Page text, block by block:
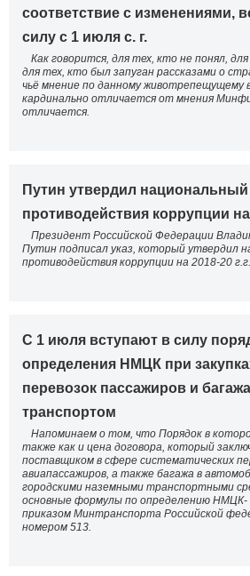
соответствие с изменениями,
силу с 1 июля с. г.
Как говорится, для тех, кто не понял,
для тех, кто был запуган рассказами о
чьё мнение по данному животрепещущему
кардинально отличается от мнения
отличается.
Путин утвердил
противодействия коррупции
Президент Российской Федерации
Путин подписал указ, который утвердил
противодействия коррупции на 2018-20 г.г.
C 1 июля вступают в силу
определения НМЦК при
перевозок пассажиров и
транспортом
Напоминаем о том, что Порядок в
также как и цена договора, который
поставщиком в сфере систематических
авиапассажиров, а также багажа в
городскими наземными транспортными
основные формулы по определению
приказом Минтранспорта Российской
номером 513.